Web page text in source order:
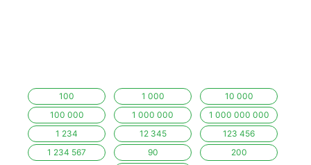
100 1 000
10 000
100 000
1 000 000
1 000 000 000
1 234
12 345
123 456
1 234 567
90
200